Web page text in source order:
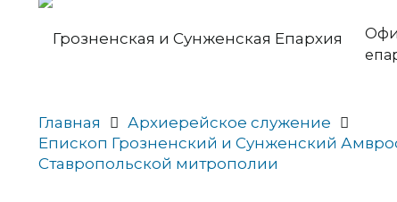
Главная
Архиерейское служение
Епископ Грозненский и Сунженский
Ставропольской митрополии